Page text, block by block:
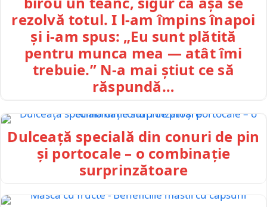
rezolvă totul. I l-am împins înapoi
și i-am spus: „Eu sunt plătită
pentru munca mea — atât îmi
trebuie.” N-a mai știut ce să
răspundă…
Dulceață specială din conuri de pin
și portocale – o combinație
surprinzătoare